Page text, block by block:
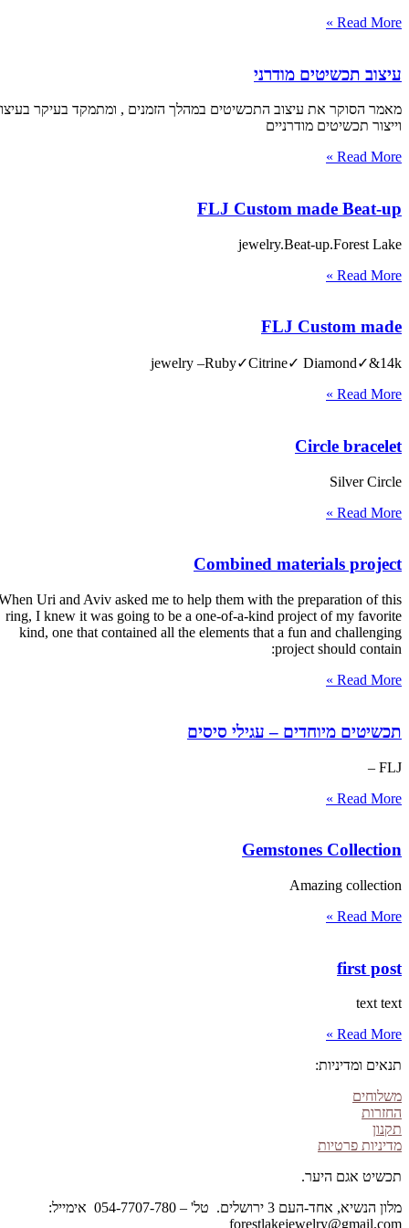
Read More »
עיצוב תכשיטים מודרני
מאמר הסוקר את עיצוב התכשיטים במהלך הזמנים , ומתמקד בעיקר בעיצוב
וייצור תכשיטים מודרניים
Read More »
FLJ Custom made Beat-up
jewelry.Beat-up.Forest Lake
Read More »
FLJ Custom made
jewelry –Ruby✓Citrine✓ Diamond✓&14k
Read More »
Circle bracelet
Silver Circle
Read More »
Combined materials project
When Uri and Aviv asked me to help them with the preparation of this
ring, I knew it was going to be a one-of-a-kind project of my favorite
kind, one that contained all the elements that a fun and challenging
project should contain:
Read More »
תכשיטים מיוחדים – עגילי סיסים
FLJ –
Read More »
Gemstones Collection
Amazing collection
Read More »
first post
text text
Read More »
תנאים ומדיניות:
משלוחים
החזרות
תקנון
מדיניות פרטיות
תכשיט אגם היער.
מלון הנשיא, אחד-העם 3 ירושלים. טל' – 054-7707-780 אימייל:
forestlakejewelry@gmail.com